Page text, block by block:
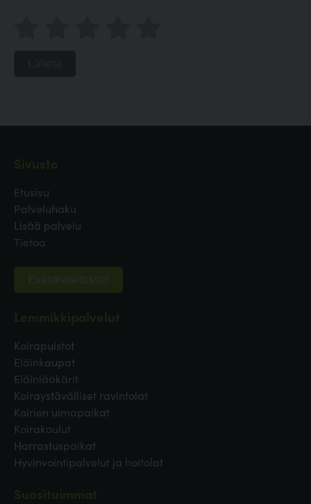
Etusivu
Palveluhaku
Lisää palvelu
Tietoa
Evästeasetukset
Koirapuistot
Eläinkaupat
Eläinlääkärit
Koiraystävälliset ravintolat
Koirien uimapaikat
Koirakoulut
Harrastuspaikat
Hyvinvointipalvelut ja hoitolat